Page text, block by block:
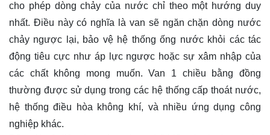
cho phép dòng chảy của nước chỉ theo một hướng duy
nhất. Điều này có nghĩa là van sẽ ngăn chặn dòng nước
chảy ngược lại, bảo vệ hệ thống ống nước khỏi các tác
động tiêu cực như áp lực ngược hoặc sự xâm nhập của
các chất không mong muốn. Van 1 chiều bằng đồng
thường được sử dụng trong các hệ thống cấp thoát nước,
hệ thống điều hòa không khí, và nhiều ứng dụng công
nghiệp khác.